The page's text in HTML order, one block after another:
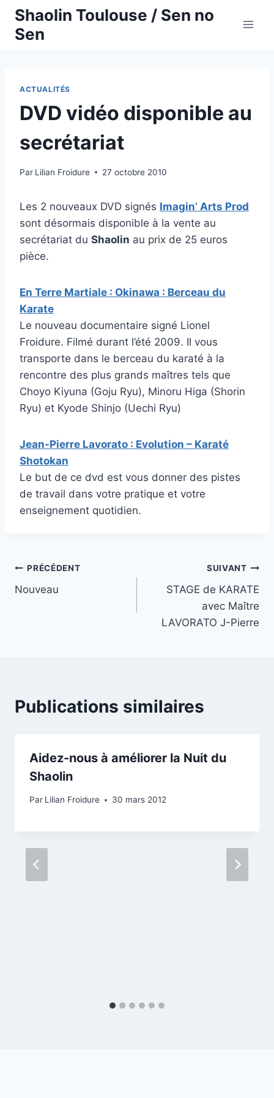
Aller
contenu
Shaolin Toulouse / Sen no
Sen
ACTUALITÉS
DVD vidéo disponible au
secrétariat
Par Lilian Froidure 27 octobre 2010
Les 2 nouveaux DVD signés Imagin’ Arts Prod
sont désormais disponible à la vente au
secrétariat du Shaolin au prix de 25 euros
pièce.
En Terre Martiale : Okinawa : Berceau du
Karate
Le nouveau documentaire signé Lionel
Froidure. Filmé durant l’été 2009. Il vous
transporte dans le berceau du karaté à la
rencontre des plus grands maîtres tels que
Choyo Kiyuna (Goju Ryu), Minoru Higa (Shorin
Ryu) et Kyode Shinjo (Uechi Ryu)
Jean-Pierre Lavorato : Evolution – Karaté
Shotokan
Le but de ce dvd est vous donner des pistes
de travail dans votre pratique et votre
enseignement quotidien.
Navigation
de
PRÉCÉDENT
Nouveau
SUIVANT
STAGE de KARATE
avec Maître
LAVORATO J-Pierre
Publications similaires
Aidez-nous à améliorer la Nuit du
Shaolin
Par Lilian Froidure 30 mars 2012